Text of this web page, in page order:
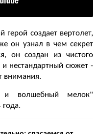
герой создает вертолет,
он узнал в чем секрет
он создан из чистого
нестандартный сюжет -
внимания.
и волшебный мелок"
года.